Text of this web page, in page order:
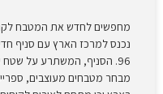
מחפשים לחדש את המטבח
נכנס למרכז הארץ עם סניף
מבחר מטבחים מעוצבים,